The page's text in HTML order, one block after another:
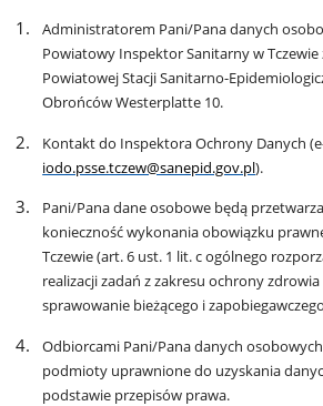
Administratorem Pani/Pana danych
Powiatowy Inspektor Sanitarny w Tczewie
Powiatowej Stacji Sanitarno-
Obrońców Westerplatte 10.
Kontakt do Inspektora Ochrony Danych
iodo.psse.tczew@sanepid.gov.pl).
Pani/Pana dane osobowe będą
konieczność wykonania obowiązku
Tczewie (art. 6 ust. 1 lit. c ogólnego
realizacji zadań z zakresu ochrony
sprawowanie bieżącego i
Odbiorcami Pani/Pana danych osobowych
podmioty uprawnione do uzyskania
podstawie przepisów prawa.